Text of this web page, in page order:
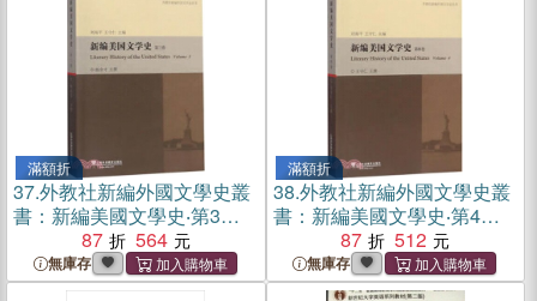
滿額折
37.外教社新編外國文學史叢
書：新編美國文學史‧第3卷
（簡體書）
87 564
無庫存
滿額折
38.外教社新編外國文學史叢
書：新編美國文學史‧第4卷
（簡體書）
87 512
無庫存